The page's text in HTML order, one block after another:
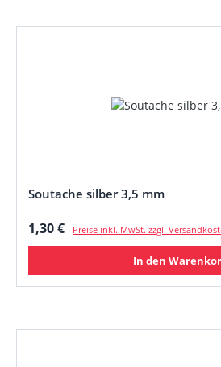
Soutache silber 3,5 mm
Regulärer Preis:
1,30 € Preise inkl. MwSt. zzgl.
In den